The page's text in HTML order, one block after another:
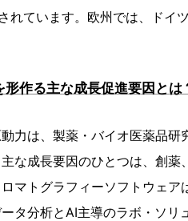
ています。欧州では、ドイ
作る主な成長促進要因とは
力は、製薬・バイオ医薬品研
な成長要因のひとつは、創薬
マトグラフィーソフトウェア
タ分析とAI主導のラボ・ソリ